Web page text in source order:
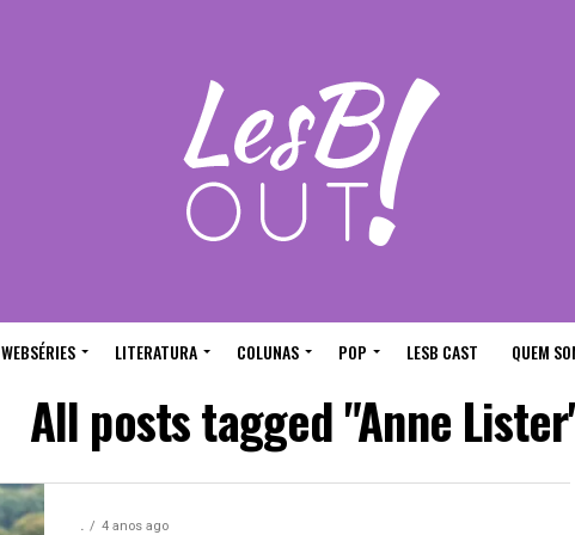
WEBSÉRIES LITERATURA COLUNAS POP LESB CAST QUEM
All posts tagged "Anne
. 4 anos ago